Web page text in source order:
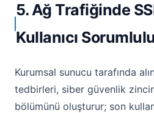
5. Ağ Trafiğinde
Kullanıcı
Kurumsal sunucu tarafında
tedbirleri, siber güvenlik
bölümünü oluşturur; son